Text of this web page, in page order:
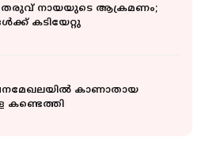
തെരുവ് നായയുടെ ആക്രമണം;
കടിയേറ്റു
കാണാതായ
കണ്ടെത്തി